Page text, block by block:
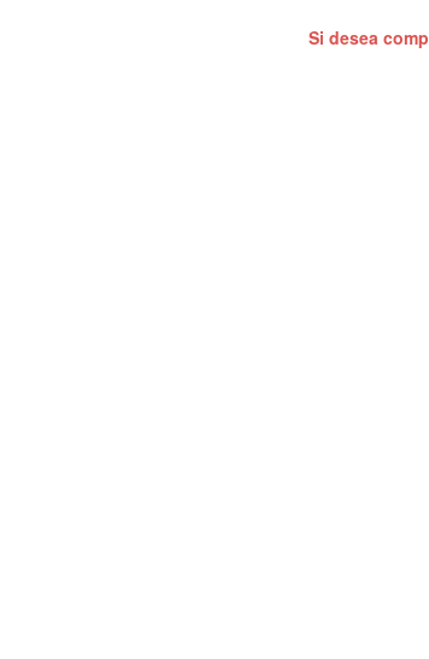
Si desea